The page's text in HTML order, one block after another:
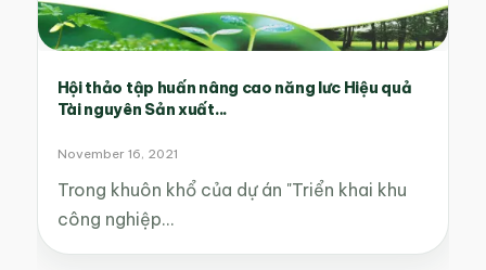
Hội thảo tập huấn nâng cao năng lưc Hiệu quả
Tài nguyên Sản xuất...
November 16, 2021
Trong khuôn khổ của dự án "Triển khai khu
công nghiệp…